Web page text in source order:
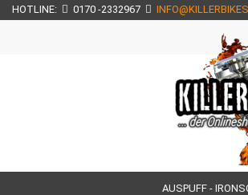
HOTLINE: 0170 -2332967
AUSPUFF -